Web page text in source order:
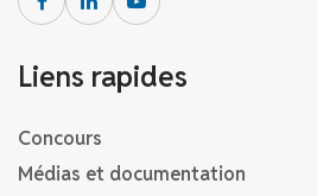
Liens rapides
Concours
Médias et documentation